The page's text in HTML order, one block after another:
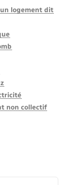
logement dit
non collectif